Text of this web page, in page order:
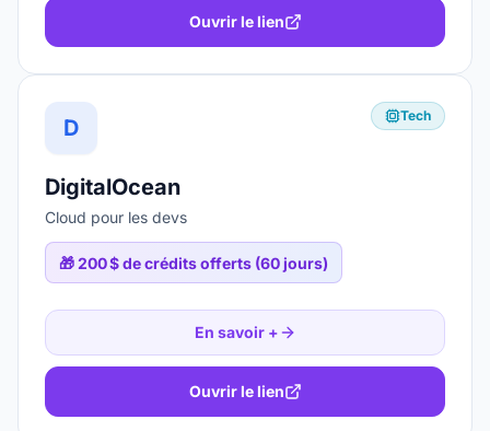
Ouvrir le lien
D Tech
DigitalOcean
Cloud pour les devs
🎁200 $ de crédits offerts (60 jours)
En savoir +
Ouvrir le lien